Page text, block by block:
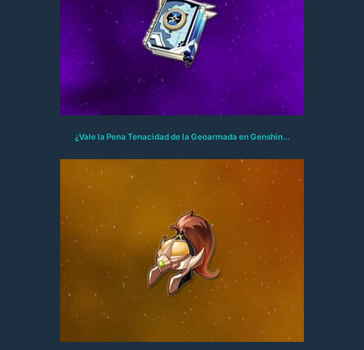
¿Vale la Pena Tenacidad de la Geoarmada en Genshin...